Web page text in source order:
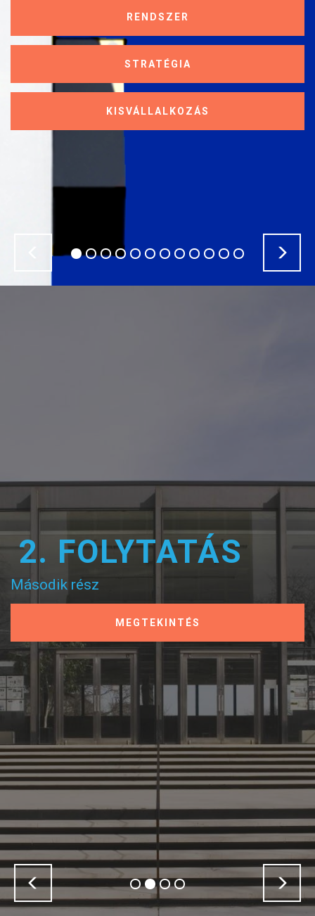
RENDSZER
STRATÉGIA
KISVÁLLALKOZÁS
Previous
2. FOLYTATÁS
Második rész
MEGTEKINTÉS
Previous